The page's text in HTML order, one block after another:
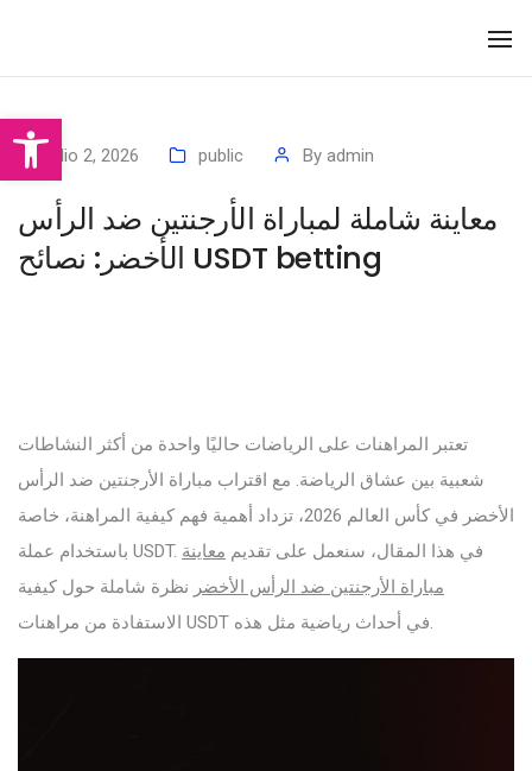
Abrir barra de herramientas
julio 2, 2026 public By admin
معاينة شاملة لمباراة الأرجنتين ضد الرأس
الأخضر: نصائح USDT betting
تعتبر المراهنات على الرياضات حاليًا واحدة من أكثر النشاطات
شعبية بين عشاق الرياضة. مع اقتراب مباراة الأرجنتين ضد الرأس
الأخضر في كأس العالم 2026، تزداد أهمية فهم كيفية المراهنة، خاصة
باستخدام عملة USDT. في هذا المقال، سنعمل على تقديم معاينة
مباراة الأرجنتين ضد الرأس الأخضر نظرة شاملة حول كيفية